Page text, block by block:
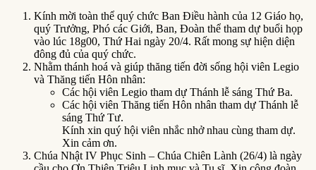
Kính mời toàn thể quý chức Ban Điều hành của 12 Giáo họ,
quý Trưởng, Phó các Giới, Ban, Đoàn thể tham dự buổi họp
vào lúc 18g00, Thứ Hai ngày 20/4. Rất mong sự hiện diện
đông đủ của quý chức.
Nhằm thánh hoá và giúp thăng tiến đời sống hội viên Legio
và Thăng tiến Hôn nhân:
Các hội viên Legio tham dự Thánh lễ sáng Thứ Ba.
Các hội viên Thăng tiến Hôn nhân tham dự Thánh lễ
sáng Thứ Tư.
Kính xin quý hội viên nhắc nhở nhau cùng tham dự.
Xin cảm ơn.
Chúa Nhật IV Phục Sinh – Chúa Chiên Lành (26/4) là ngày